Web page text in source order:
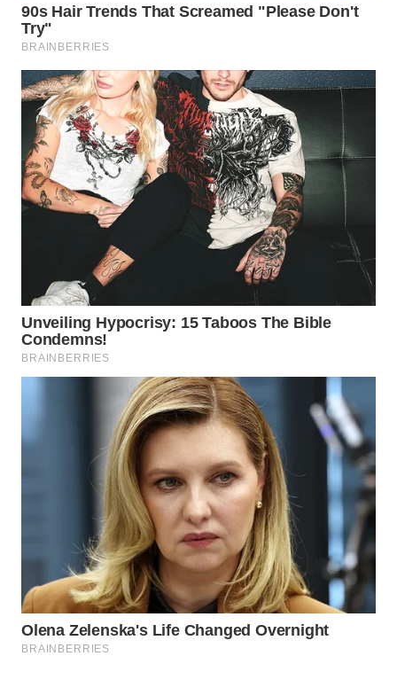
WAHANA
WAHANANEWS
ID
WAHANANEWS
CO ID
WAHANANEWS
SPORT
WAHANA
UMKM
OTOMOTIF
WAHANA
HEALTH